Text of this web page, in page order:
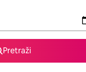
Pretraži